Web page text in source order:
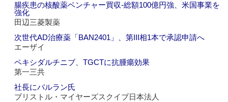
腸疾患の核酸薬ベンチャー買収‐総額100億円強、米国事業を
強化
田辺三菱製薬
次世代AD治療薬「BAN2401」、第III相1本で承認申請へ
エーザイ
ペキシダルチニブ、TGCTに抗腫瘍効果
第一三共
社長にバルラン氏
ブリストル・マイヤーズスクイブ日本法人